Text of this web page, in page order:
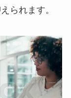
られます。